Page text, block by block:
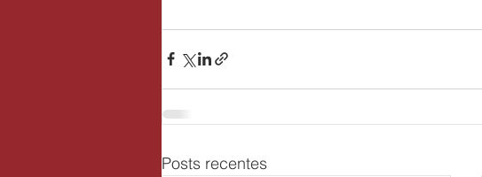
Posts recentes